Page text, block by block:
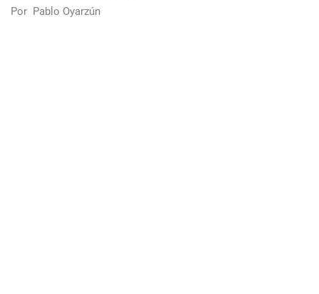
Por Pablo Oyarzún